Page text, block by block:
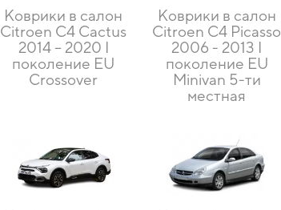
Коврики в салон
Citroen C4 Cactus
2014 – 2020 I
поколение EU
Crossover
Коврики в салон
Citroen C4 Picasso
2006 - 2013 I
поколение EU
Minivan 5-ти
местная